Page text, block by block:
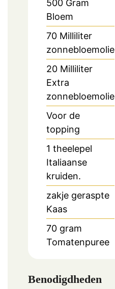
500 Gram
Bloem
70 Milliliter
zonnebloemolie
20 Milliliter
Extra
zonnebloemolie
Voor de
topping
1 theelepel
Italiaanse
kruiden.
zakje geraspte
Kaas
70 gram
Tomatenpuree
Benodigdheden